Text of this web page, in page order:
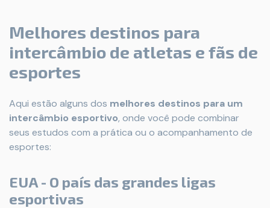
Melhores destinos para
intercâmbio de atletas e fãs de
esportes
Aqui estão alguns dos melhores destinos para um
intercâmbio esportivo, onde você pode combinar
seus estudos com a prática ou o acompanhamento de
esportes:
EUA - O país das grandes ligas
esportivas